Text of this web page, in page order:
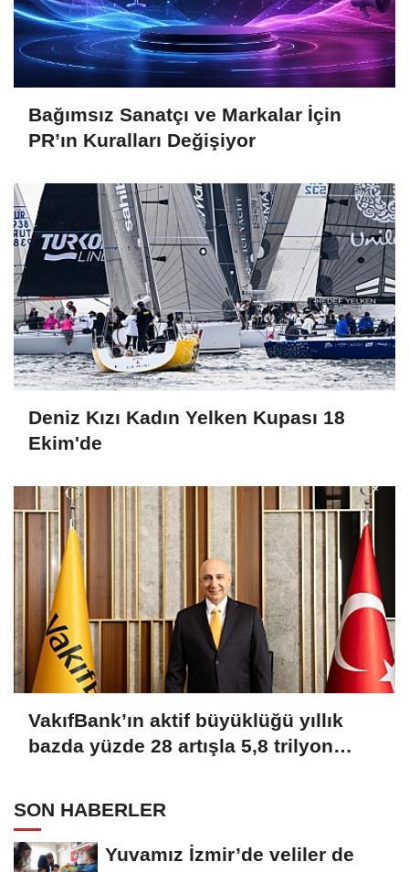
Bağımsız Sanatçı ve Markalar İçin
PR’ın Kuralları Değişiyor
Deniz Kızı Kadın Yelken Kupası 18
Ekim'de
VakıfBank’ın aktif büyüklüğü yıllık
bazda yüzde 28 artışla 5,8 trilyon
SON HABERLER
Yuvamız İzmir’de veliler de